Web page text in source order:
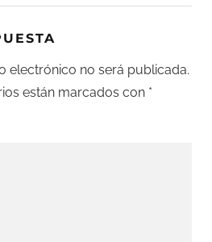
electrónico no será publicada.
están marcados con *